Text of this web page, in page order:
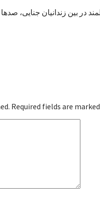
Required fields are marked